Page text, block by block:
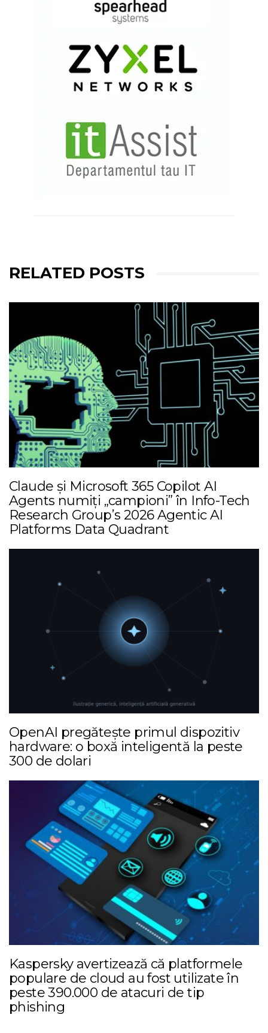
RELATED POSTS
Claude și Microsoft 365 Copilot AI
Agents numiți „campioni” în Info-Tech
Research Group’s 2026 Agentic AI
Platforms Data Quadrant
OpenAI pregătește primul dispozitiv
hardware: o boxă inteligentă la peste
300 de dolari
Kaspersky avertizează că platformele
populare de cloud au fost utilizate în
peste 390.000 de atacuri de tip
phishing